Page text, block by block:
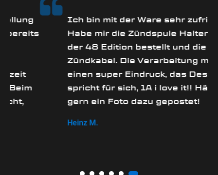
Ich bin mit der Ware sehr zufrieden!
Habe mir die Zündspule Halterung in
der 48 Edition bestellt und die roten
Zündkabel. Die Verarbeitung macht
einen super Eindruck, das Design
spricht für sich, 1A i love it!! Hätte
gern ein Foto dazu gepostet!
Heinz M.